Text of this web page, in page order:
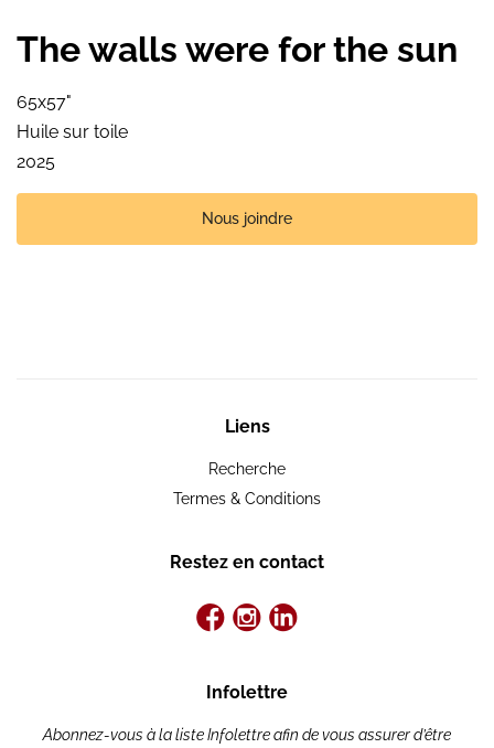
The walls were for the sun
65x57"
Huile sur toile
2025
Nous joindre
Liens
Recherche
Termes & Conditions
Restez en contact
Infolettre
Abonnez-vous à la liste Infolettre afin de vous assurer d’être